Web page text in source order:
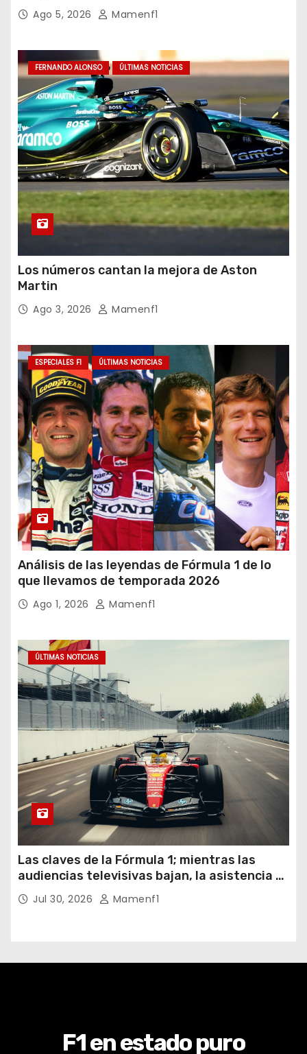
Ago 5, 2026 Mamenf1
FERNANDO ALONSO ÚLTIMAS NOTICIAS
Los números cantan la mejora de Aston
Martin
Ago 3, 2026 Mamenf1
ESPECIALES F1 ÚLTIMAS NOTICIAS
Análisis de las leyendas de Fórmula 1 de lo
que llevamos de temporada 2026
Ago 1, 2026 Mamenf1
ÚLTIMAS NOTICIAS
Las claves de la Fórmula 1; mientras las
audiencias televisivas bajan, la asistencia a
los circuitos suben y en España se nos
vienen sorpresas
Jul 30, 2026 Mamenf1
F1 en estado puro